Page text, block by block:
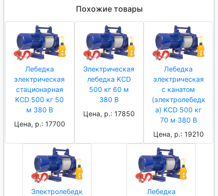
Похожие товары
Лебедка
электрическая
стационарная
KCD 500 кг 50
м 380 В
Цена, р.: 17700
Электрическая
лебедка KCD
500 кг 60 м
380 В
Цена, р.: 17850
Лебедка
электрическая
с канатом
(электролебедк
а) KCD 500 кг
70 м 380 В
Цена, р.: 19210
Электролебедк
Лебедка